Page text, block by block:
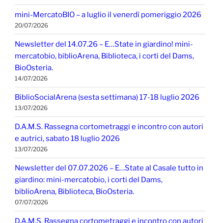
mini-MercatoBIO – a luglio il venerdì pomeriggio 2026
20/07/2026
Newsletter del 14.07.26 – E…State in giardino! mini-
mercatobio, biblioArena, Biblioteca, i corti del Dams,
BioOsteria.
14/07/2026
BiblioSocialArena (sesta settimana) 17-18 luglio 2026
13/07/2026
D.A.M.S. Rassegna cortometraggi e incontro con autori
e autrici, sabato 18 luglio 2026
13/07/2026
Newsletter del 07.07.2026 – E…State al Casale tutto in
giardino: mini-mercatobio, i corti del Dams,
biblioArena, Biblioteca, BioOsteria.
07/07/2026
D.A.M.S. Rassegna cortometraggi e incontro con autori